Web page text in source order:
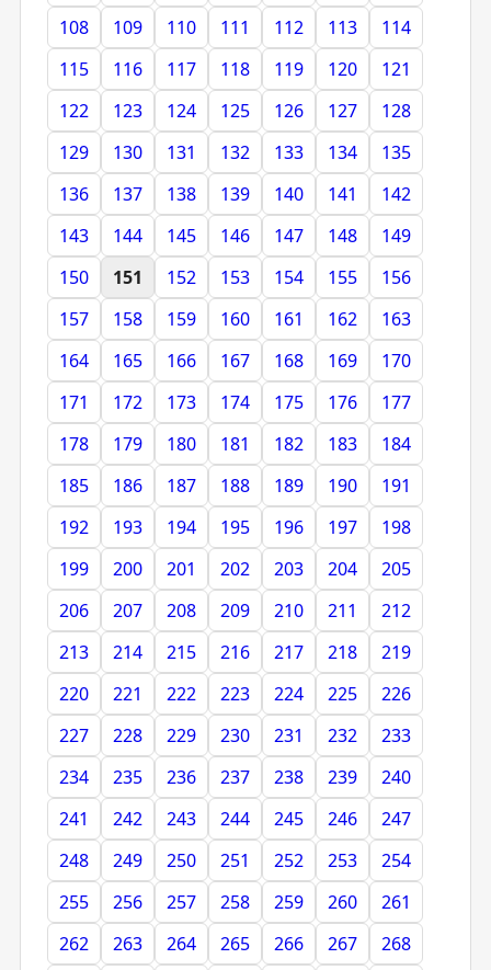
108
109 110 111 112 113
114
115
116 117 118 119 120
121
122
123 124 125 126 127
128
129
130 131 132 133 134
135
136
137 138 139 140 141
142
143
144 145 146 147 148
149
150
151 152 153 154 155
156
157
158 159 160 161 162
163
164
165 166 167 168 169
170
171
172 173 174 175 176
177
178
179 180 181 182 183
184
185
186 187 188 189 190
191
192
193 194 195 196 197
198
199
200 201 202 203 204
205
206
207 208 209 210 211
212
213
214 215 216 217 218
219
220
221 222 223 224 225
226
227
228 229 230 231 232
233
234
235 236 237 238 239
240
241
242 243 244 245 246
247
248
249 250 251 252 253
254
255
256 257 258 259 260
261
262
263 264 265 266 267 268